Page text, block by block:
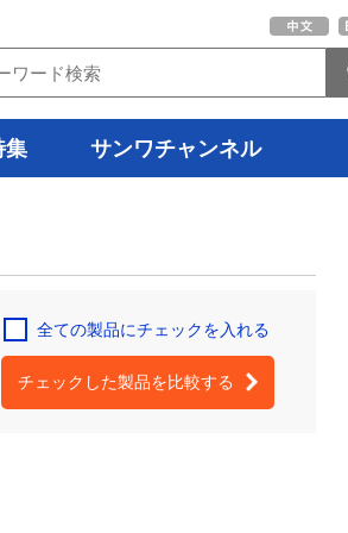
集 サンワチャンネル
全ての製品にチェックを入れる
チェックした製品を比較する